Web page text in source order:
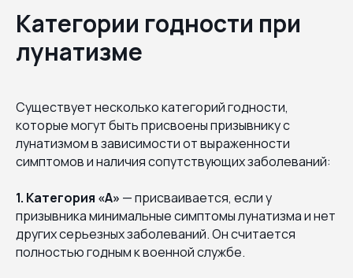
Категории годности при
лунатизме
Существует несколько категорий годности,
которые могут быть присвоены призывнику с
лунатизмом в зависимости от выраженности
симптомов и наличия сопутствующих заболеваний:
1. Категория «А» — присваивается, если у
призывника минимальные симптомы лунатизма и нет
других серьезных заболеваний. Он считается
полностью годным к военной службе.